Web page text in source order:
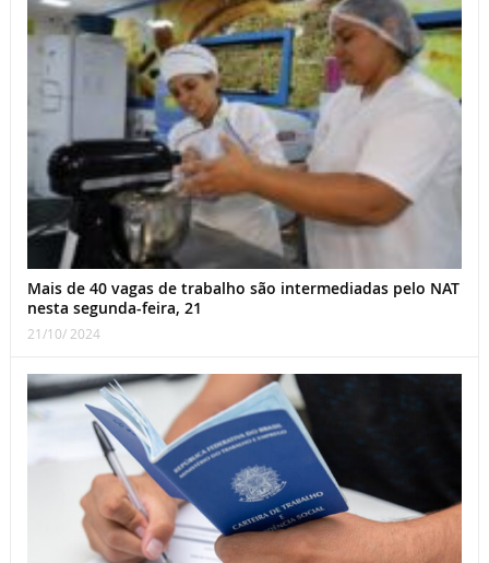
Mais de 40 vagas de trabalho são intermediadas pelo NAT
nesta segunda-feira, 21
21/10/ 2024